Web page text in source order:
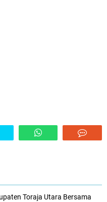
Toraja Utara Bersama